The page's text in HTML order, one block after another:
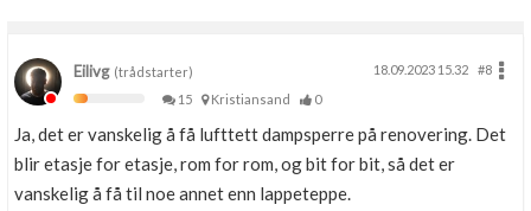
Eilivg(trådstarter) 18.09.2023 15.32
#8
15
Kristiansand 0
Ja, det er vanskelig å få lufttett dampsperre på renovering. Det
blir etasje for etasje, rom for rom, og bit for bit, så det er
vanskelig å få til noe annet enn lappeteppe.